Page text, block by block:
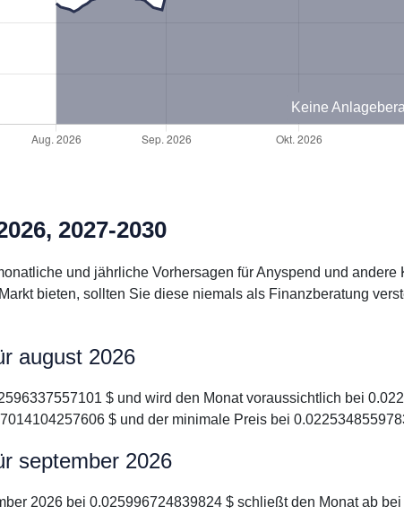
Keine
2027-2030
und jährliche Vorhersagen für Anyspend und
bieten, sollten Sie diese niemals als Finanzberatung
august 2026
$ und wird den Monat voraussichtlich bei
$ und der minimale Preis bei
september 2026
2026 bei 0.025996724839824 $ schließt den Monat ab